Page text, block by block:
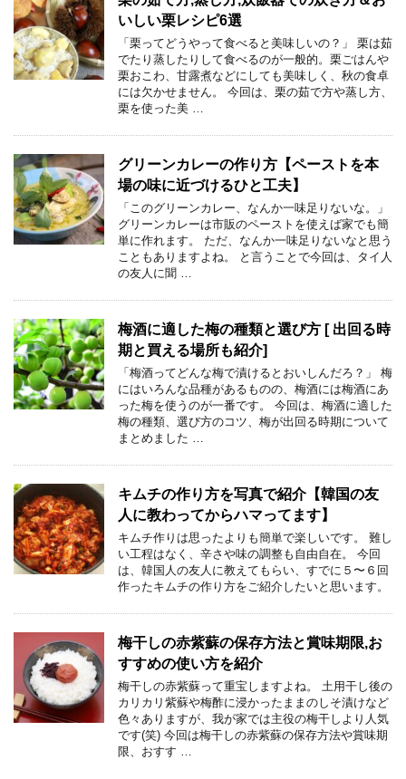
いしい栗レシピ6選
「栗ってどうやって食べると美味しいの？」 栗は茹
でたり蒸したりして食べるのが一般的。栗ごはんや
栗おこわ、甘露煮などにしても美味しく、秋の食卓
には欠かせません。 今回は、栗の茹で方や蒸し方、
栗を使った美 …
グリーンカレーの作り方【ペーストを本
場の味に近づけるひと工夫】
「このグリーンカレー、なんか一味足りないな。」
グリーンカレーは市販のペーストを使えば家でも簡
単に作れます。 ただ、なんか一味足りないなと思う
こともありますよね。 と言うことで今回は、タイ人
の友人に聞 …
梅酒に適した梅の種類と選び方 [ 出回る時
期と買える場所も紹介]
「梅酒ってどんな梅で漬けるとおいしんだろ？」 梅
にはいろんな品種があるものの、梅酒には梅酒にあ
った梅を使うのが一番です。 今回は、梅酒に適した
梅の種類、選び方のコツ、梅が出回る時期について
まとめました …
キムチの作り方を写真で紹介【韓国の友
人に教わってからハマってます】
キムチ作りは思ったよりも簡単で楽しいです。 難し
い工程はなく、辛さや味の調整も自由自在。 今回
は、韓国人の友人に教えてもらい、すでに５〜６回
作ったキムチの作り方をご紹介したいと思います。
梅干しの赤紫蘇の保存方法と賞味期限,お
すすめの使い方を紹介
梅干しの赤紫蘇って重宝しますよね。 土用干し後の
カリカリ紫蘇や梅酢に浸かったままのしそ漬けなど
色々ありますが、我が家では主役の梅干しより人気
です(笑) 今回は梅干しの赤紫蘇の保存方法や賞味期
限、おすす …